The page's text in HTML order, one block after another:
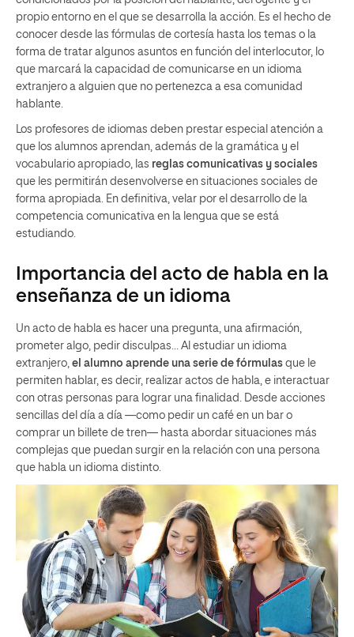
propio entorno en el que se desarrolla la acción. Es el hecho de
conocer desde las fórmulas de cortesía hasta los temas o la
forma de tratar algunos asuntos en función del interlocutor, lo
que marcará la capacidad de comunicarse en un idioma
extranjero a alguien que no pertenezca a esa comunidad
hablante.
Los profesores de idiomas deben prestar especial atención a
que los alumnos aprendan, además de la gramática y el
vocabulario apropiado, las reglas comunicativas y sociales
que les permitirán desenvolverse en situaciones sociales de
forma apropiada. En definitiva, velar por el desarrollo de la
competencia comunicativa en la lengua que se está
estudiando.
Importancia del acto de habla en la
enseñanza de un idioma
Un acto de habla es hacer una pregunta, una afirmación,
prometer algo, pedir disculpas… Al estudiar un idioma
extranjero, el alumno aprende una serie de fórmulas que le
permiten hablar, es decir, realizar actos de habla, e interactuar
con otras personas para lograr una finalidad. Desde acciones
sencillas del día a día —como pedir un café en un bar o
comprar un billete de tren— hasta abordar situaciones más
complejas que puedan surgir en la relación con una persona
que habla un idioma distinto.